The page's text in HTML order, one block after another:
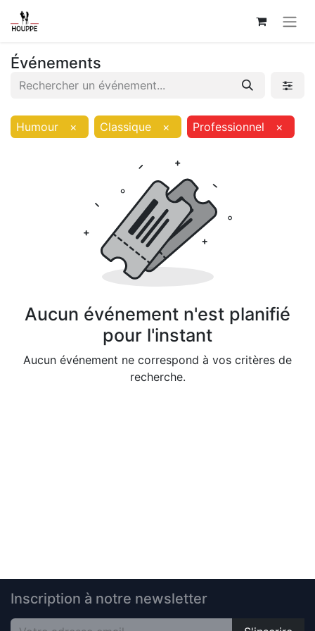
Événements
Humour × Classique × Professionnel ×
Aucun événement n'est planifié
pour l'instant
Aucun événement ne correspond à vos critères de
recherche.
Inscription à notre newsletter